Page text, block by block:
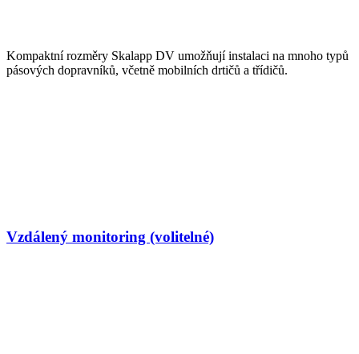
Kompaktní rozměry Skalapp DV umožňují instalaci na mnoho typů
pásových dopravníků, včetně mobilních drtičů a třídičů.
Vzdálený monitoring (volitelné)